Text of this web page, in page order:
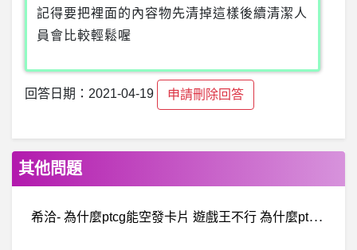
記得要把裡面的內容物先清掉這樣後續清潔人
員會比較輕鬆喔
回答日期：2021-04-19 申請刪除回答
其他問題
希
洽- 為什麼ptcg能空發卡片 遊戲王不行 為什麼ptcg能空發卡片 遊戲王不行